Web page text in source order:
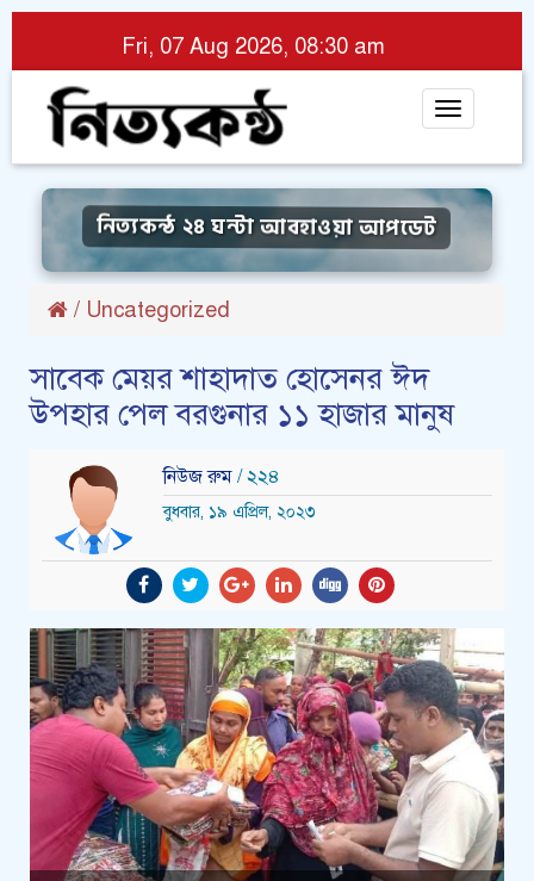
Fri, 07 Aug 2026, 08:30 am
Toggle
নিত্যকন্ঠ ২৪ ঘন্টা আবহাওয়া আপডেট
/ Uncategorized
সাবেক মেয়র শাহাদাত হোসেনর ঈদ
উপহার পেল বরগুনার ১১ হাজার মানুষ
নিউজ রুম / ২২৪
বুধবার, ১৯ এপ্রিল, ২০২৩